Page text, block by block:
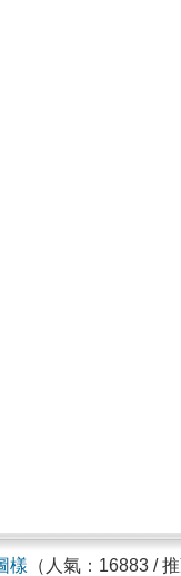
樣 （人氣：16883 /